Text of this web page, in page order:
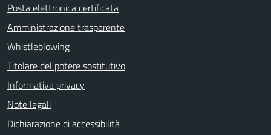
Posta elettronica certificata
Amministrazione trasparente
Whistleblowing
Titolare del potere sostitutivo
Informativa privacy
Note legali
Dichiarazione di accessibilità